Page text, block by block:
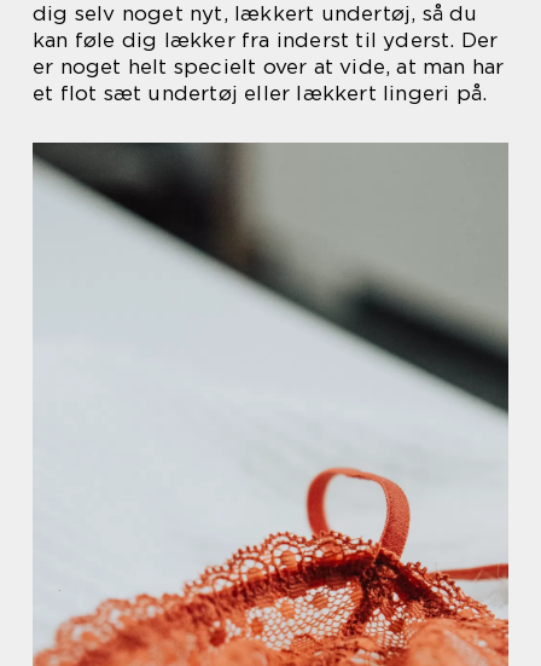
dig selv noget nyt, lækkert undertøj, så du
kan føle dig lækker fra inderst til yderst. Der
er noget helt specielt over at vide, at man har
et flot sæt undertøj eller lækkert lingeri på.